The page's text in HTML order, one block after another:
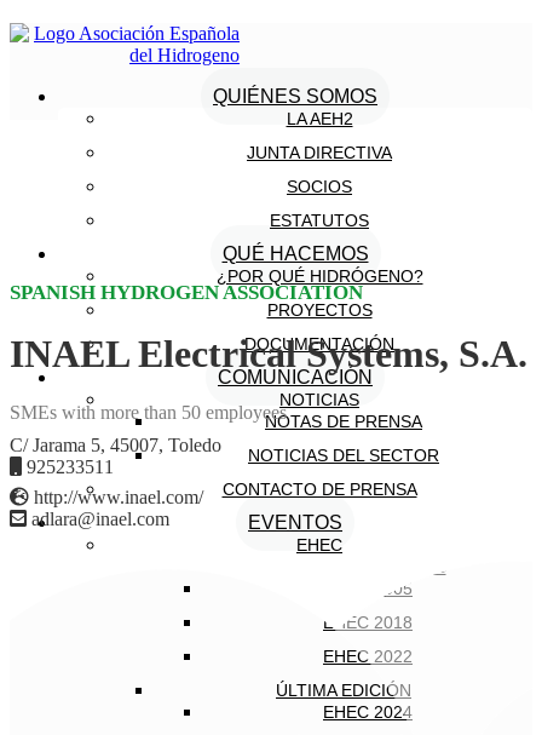
QUIÉNES SOMOS
LA AEH2
JUNTA DIRECTIVA
SOCIOS
ESTATUTOS
QUÉ HACEMOS
¿POR QUÉ HIDRÓGENO?
PROYECTOS
DOCUMENTACIÓN
COMUNICACIÓN
NOTICIAS
NOTAS DE PRENSA
NOTICIAS DEL SECTOR
CONTACTO DE PRENSA
EVENTOS
EHEC
EHEC 2005
EHEC 2018
EHEC 2022
ÚLTIMA EDICIÓN
EHEC 2024
SPANISH HYDROGEN ASSOCIATION
INAEL Electrical Systems, S.A.
SMEs with more than 50 employees
C/ Jarama 5, 45007, Toledo
925233511
http://www.inael.com/
adlara@inael.com